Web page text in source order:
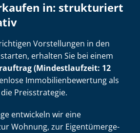
in: strukturiert
Vorstellungen in den
erhalten Sie bei einem
(Mindestlaufzeit: 12
Im­mo­bi­li­en­be­wer­tung als
Preisstrategie.
entwickeln wir eine
Wohnung, zur Ei­gen­tü­mer­ge­